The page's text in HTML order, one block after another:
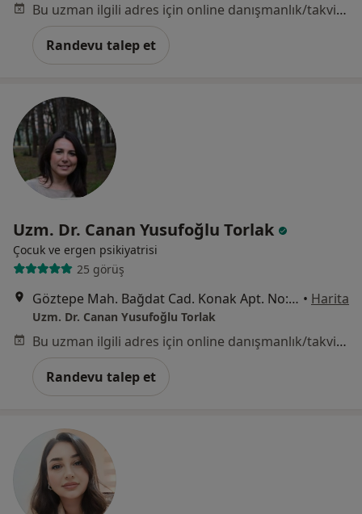
Bu uzman ilgili adres için online danışmanlık/takvim sunmuyor.
Randevu talep et
Uzm. Dr. Canan Yusufoğlu Torlak
Çocuk ve ergen psikiyatrisi
25 görüş
Göztepe Mah. Bağdat Cad. Konak Apt. No: 189 İç Kapı No: 6, İstanbul • Harita
Uzm. Dr. Canan Yusufoğlu Torlak
Bu uzman ilgili adres için online danışmanlık/takvim sunmuyor.
Randevu talep et